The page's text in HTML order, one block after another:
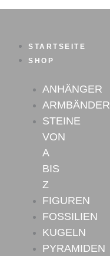
STARTSEITE
SHOP
ANHÄNGER
ARMBÄNDER
STEINE
VON
A
BIS
Z
FIGUREN
FOSSILIEN
KUGELN
PYRAMIDEN